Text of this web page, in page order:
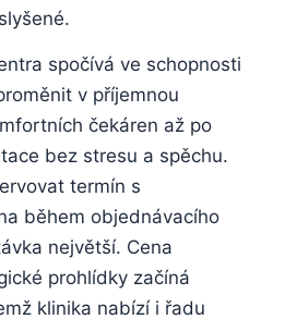
spočívá ve schopnosti
v příjemnou
čekáren až po
⁤bez stresu a spěchu.
⁣termín s
během objednávacího
největší. Cena‍
⁣prohlídky začíná
⁢klinika ‍nabízí i⁤ řadu